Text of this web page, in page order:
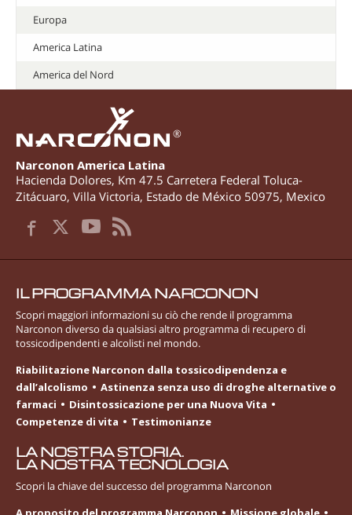
Europa
America Latina
America del Nord
®
Narconon America Latina
Hacienda Dolores, Km 47.5 Carretera Federal Toluca-
Zitácuaro, Villa Victoria, Estado de México 50975, Mexico
IL PROGRAMMA NARCONON
Scopri maggiori informazioni su ciò che rende il programma
Narconon diverso da qualsiasi altro programma di recupero di
tossicodipendenti e alcolisti nel mondo.
Riabilitazione Narconon dalla tossicodipendenza e
dall’alcolismo
Astinenza senza uso di droghe alternative o
farmaci
Disintossicazione per una Nuova Vita
Competenze di vita
Testimonianze
LA NOSTRA STORIA.
LA NOSTRA TECNOLOGIA
Scopri la chiave del successo del programma Narconon